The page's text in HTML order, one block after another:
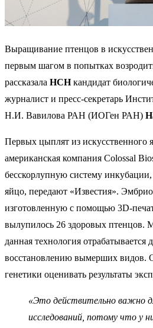
Выращивание птенцов в
первым шагом в попытках
рассказала НСНкандидат
журналист и пресс-секретарь
Н.И. Вавилова РАН (ИОГен РАН)
Первых цыплят из искусственного
американская компания Colossal
бесскорлупную систему
яйцо, передают «Известия».
изготовленную с помощью 3D-
вылупилось 26 здоровых птенцов.
данная технология отрабатывается
восстановлению вымерших видов.
генетики оценивать результаты
«Это действительно важно
исследований, потому что у